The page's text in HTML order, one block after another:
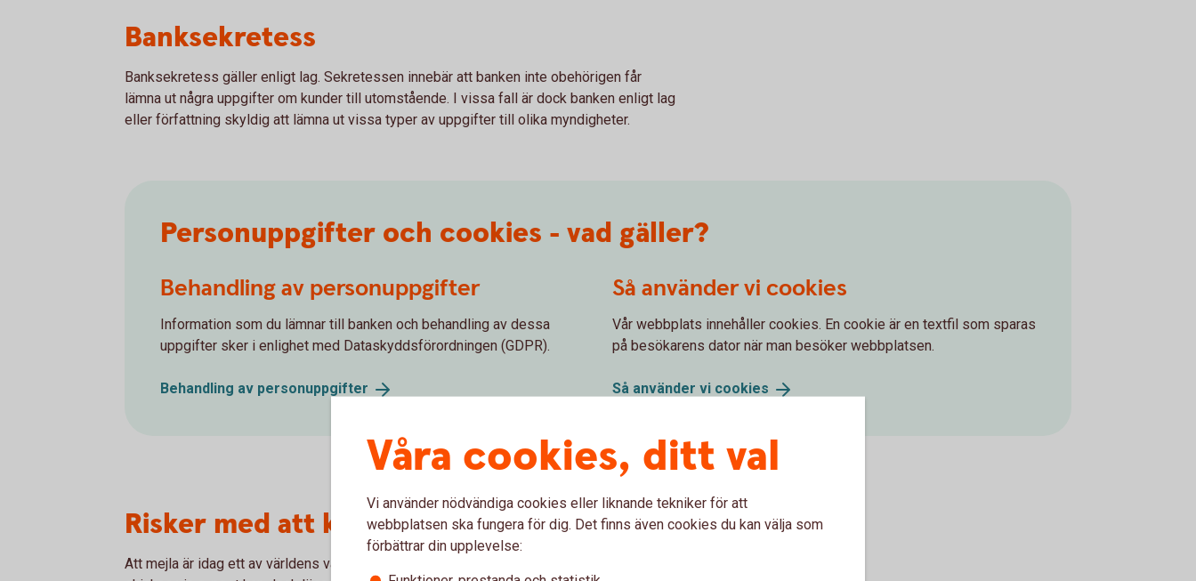
Banksekretess
Banksekretess gäller enligt lag. Sekretessen innebär att banken inte obehörigen får
lämna ut några uppgifter om kunder till utomstående. I vissa fall är dock banken enligt lag
eller författning skyldig att lämna ut vissa typer av uppgifter till olika myndigheter.
Personuppgifter och cookies - vad gäller?
Behandling av personuppgifter
Information som du lämnar till banken och behandling av dessa
uppgifter sker i enlighet med Dataskyddsförordningen (GDPR).
Behandling av personuppgifter
Så använder vi cookies
Vår webbplats innehåller cookies. En cookie är en textfil som sparas
på besökarens dator när man besöker webbplatsen.
Så använder vi cookies
Risker med att kommunicera via e-post
Att mejla är idag ett av världens vanligaste sätt att kommunicera. Information som
Våra cookies, ditt val
Vi använder nödvändiga cookies eller liknande tekniker för att
webbplatsen ska fungera för dig. Det finns även cookies du kan välja som
förbättrar din upplevelse: